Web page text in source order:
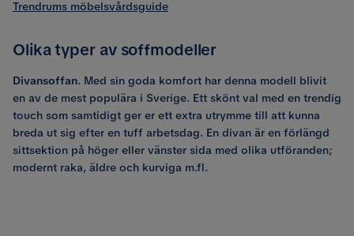
Trendrums möbelsvårdsguide
Olika typer av soffmodeller
Divansoffan. Med sin goda komfort har denna modell blivit
en av de mest populära i Sverige. Ett skönt val med en trendig
touch som samtidigt ger er ett extra utrymme till att kunna
breda ut sig efter en tuff arbetsdag. En divan är en förlängd
sittsektion på höger eller vänster sida med olika utföranden;
modernt raka, äldre och kurviga m.fl.